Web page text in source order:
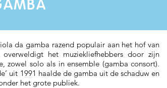
da gamba razend populair aan het hof van
het muziekliefhebbers door zijn
zowel solo als in ensemble (gamba consort).
uit 1991 haalde de gamba uit de schaduw en
het grote publiek.